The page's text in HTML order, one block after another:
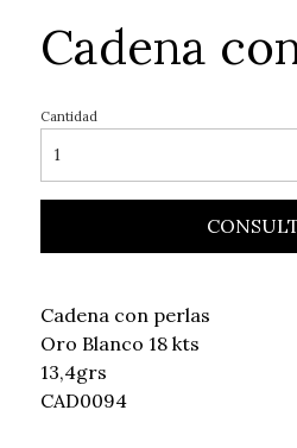
Cadena
Cantidad
Cadena con perlas
Oro Blanco 18 kts
13,4grs
CAD0094